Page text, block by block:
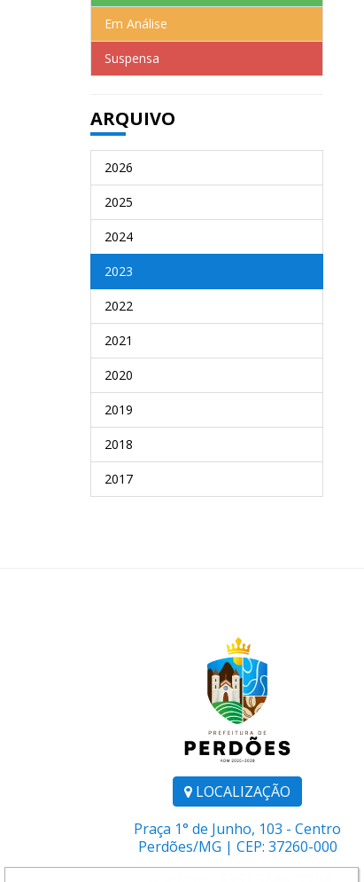
Em Análise
Suspensa
ARQUIVO
2026
2025
2024
2023
2022
2021
2020
2019
2018
2017
LOCALIZAÇÃO
Praça 1° de Junho, 103 - Centro
Perdões/MG | CEP: 37260-000